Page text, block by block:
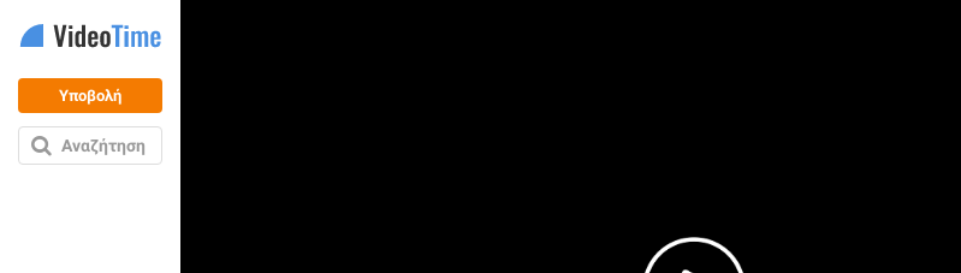
Υποβολή
Αναζήτηση